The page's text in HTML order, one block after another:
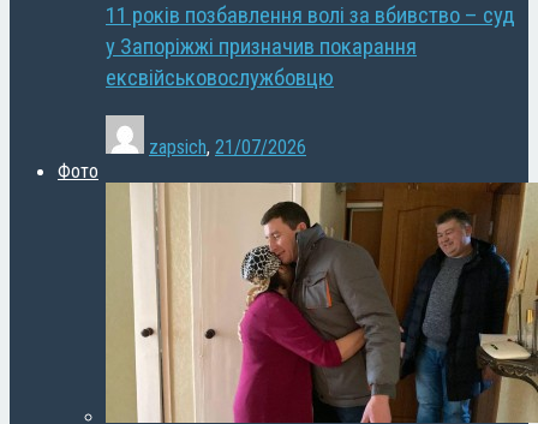
11 років позбавлення волі за вбивство – суд
у Запоріжжі призначив покарання
ексвійськовослужбовцю
zapsich, 21/07/2026
Фото